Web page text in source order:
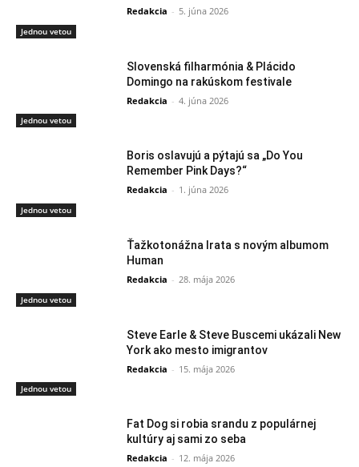
Jednou vetou
Redakcia - 5. júna 2026
Jednou vetou
Slovenská filharmónia & Plácido
Domingo na rakúskom festivale
Redakcia - 4. júna 2026
Jednou vetou
Boris oslavujú a pýtajú sa „Do You
Remember Pink Days?“
Redakcia - 1. júna 2026
Jednou vetou
Ťažkotonážna Irata s novým albumom
Human
Redakcia - 28. mája 2026
Jednou vetou
Steve Earle & Steve Buscemi ukázali New
York ako mesto imigrantov
Redakcia - 15. mája 2026
Fat Dog si robia srandu z populárnej
kultúry aj sami zo seba
Redakcia - 12. mája 2026